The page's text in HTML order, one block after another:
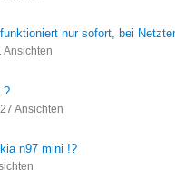
nur sofort, bei
Ansichten
?
Ansichten
n97 mini !?